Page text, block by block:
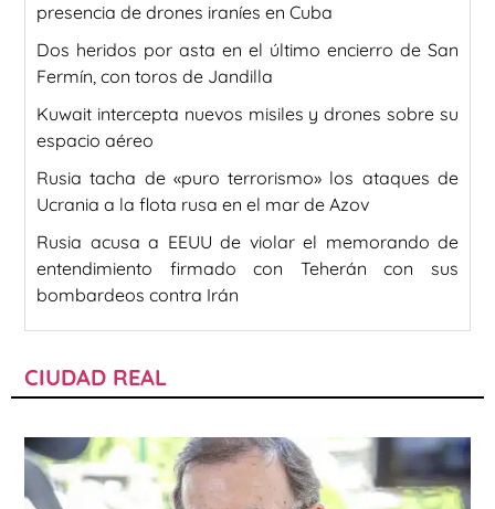
presencia de drones iraníes en Cuba
Dos heridos por asta en el último encierro de San
Fermín, con toros de Jandilla
Kuwait intercepta nuevos misiles y drones sobre su
espacio aéreo
Rusia tacha de «puro terrorismo» los ataques de
Ucrania a la flota rusa en el mar de Azov
Rusia acusa a EEUU de violar el memorando de
entendimiento firmado con Teherán con sus
bombardeos contra Irán
CIUDAD REAL